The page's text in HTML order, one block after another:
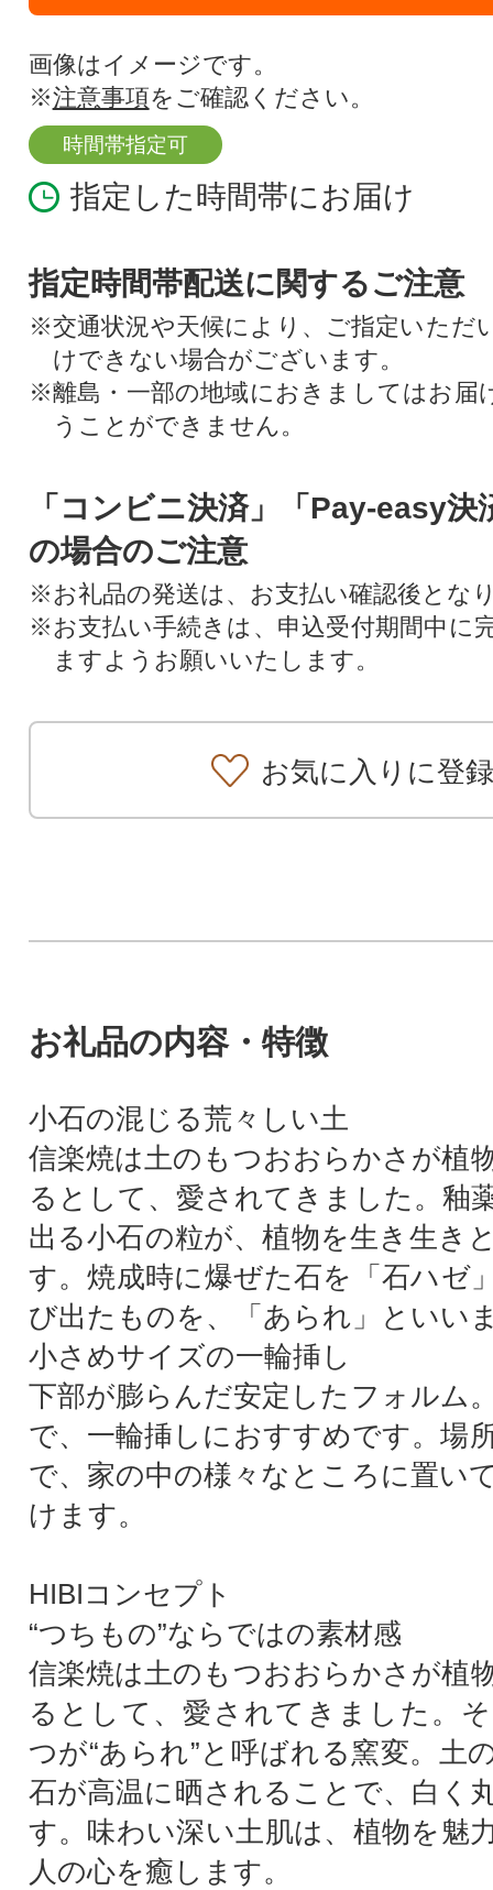
画像はイメージです。
※注意事項をご確認ください。
時間帯指定可
指定した時間帯にお届け
指定時間帯配送に関するご注意
※交通状況や天候により、ご指定いただ
けできない場合がございます。
※離島・一部の地域におきましてはお届
うことができません。
「コンビニ決済」「Pay-easy決
の場合のご注意
※お礼品の発送は、お支払い確認後とな
※お支払い手続きは、申込受付期間中に
ますようお願いいたします。
お気に入りに登録
お礼品の内容・特徴
小石の混じる荒々しい土
信楽焼は土のもつおおらかさが植
るとして、愛されてきました。釉
出る小石の粒が、植物を生き生き
す。焼成時に爆ぜた石を「石ハゼ
び出たものを、「あられ」といい
小さめサイズの一輪挿し
下部が膨らんだ安定したフォルム
で、一輪挿しにおすすめです。場
で、家の中の様々なところに置い
けます。
HIBIコンセプト
“つちもの”ならではの素材感
信楽焼は土のもつおおらかさが植
るとして、愛されてきました。
つが“あられ”と呼ばれる窯変。土
石が高温に晒されることで、白く
す。味わい深い土肌は、植物を魅
人の心を癒します。